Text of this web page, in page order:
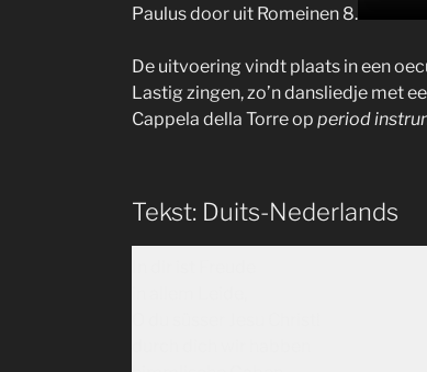
Paulus door uit Romeinen 8.
De uitvoering vindt plaats in een
Lastig zingen, zo’n dansliedje met
Cappela della Torre op period
Tekst: Duits-Nederlands